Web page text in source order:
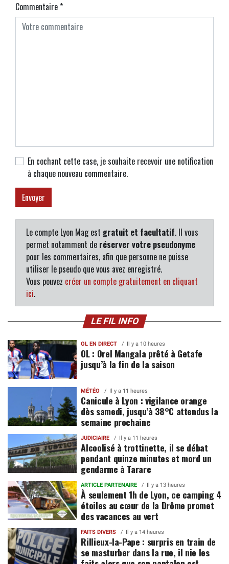
Commentaire*
En cochant cette case, je souhaite recevoir une notification
à chaque nouveau commentaire.
Le compte Lyon Mag est gratuit et facultatif. Il vous
permet notamment de réserver votre pseudonyme
pour les commentaires, afin que personne ne puisse
utiliser le pseudo que vous avez enregistré.
Vous pouvez créer un compte gratuitement en cliquant
ici.
LE FIL INFO
OL EN DIRECT Il y a 10 heures
OL : Orel Mangala prêté à Getafe
jusqu’à la fin de la saison
MÉTÉO Il y a 11 heures
Canicule à Lyon : vigilance orange
dès samedi, jusqu’à 38°C attendus la
semaine prochaine
JUDICIAIRE Il y a 11 heures
Alcoolisé à trottinette, il se débat
pendant quinze minutes et mord un
gendarme à Tarare
ARTICLE PARTENAIRE Il y a 13 heures
À seulement 1h de Lyon, ce camping 4
étoiles au cœur de la Drôme promet
des vacances au vert
FAITS DIVERS Il y a 14 heures
Rillieux-la-Pape : surpris en train de
se masturber dans la rue, il nie les